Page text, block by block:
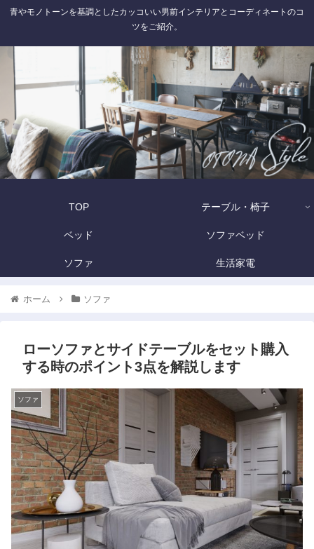
青やモノトーンを基調としたカッコいい男前インテリアとコーディネートのコ
ツをご紹介。
TOP テーブル・椅子
ベッド ソファベッド
ソファ 生活家電
ホーム ソファ
ローソファとサイドテーブルをセット購入
する時のポイント3点を解説します
ソファ